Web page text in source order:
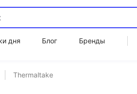
дня Блог Бренды
Thermaltake